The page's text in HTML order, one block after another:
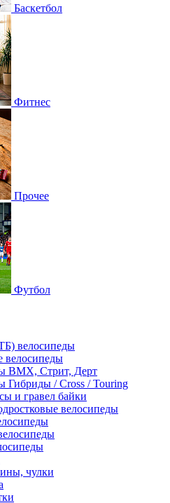
Баскетбол
Фитнес
Прочее
Футбол
велосипеды
BMX, Стрит, Дерт
Гибриды / Cross / Touring
и гравел байки
велосипеды
чулки